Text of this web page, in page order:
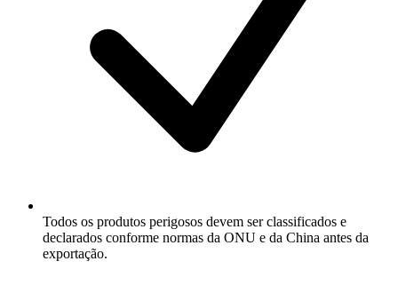
Todos os produtos perigosos devem ser classificados e
declarados conforme normas da ONU e da China antes da
exportação.